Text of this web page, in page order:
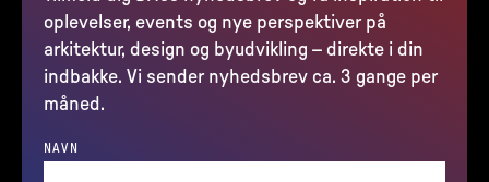
oplevelser, events og nye perspektiver på
arkitektur, design og byudvikling – direkte i din
indbakke. Vi sender nyhedsbrev ca. 3 gange per
måned.
NAVN